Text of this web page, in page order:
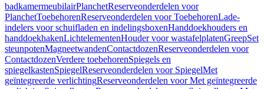
badkamermeubilairPlanchetReserveonderdelen voor
PlanchetToebehorenReserveonderdelen voor ToebehorenLade-
indelers voor schuifladen en indelingsboxenHanddoekhouders en
handdoekhakenLichtelementenHouder voor wastafelplatenGreepSet
steunpotenMagneetwandenContactdozenReserveonderdelen voor
ContactdozenVerdere toebehorenSpiegels en
spiegelkastenSpiegelReserveonderdelen voor SpiegelMet
geïntegreerde verlichtingReserveonderdelen voor Met geïntegreerde